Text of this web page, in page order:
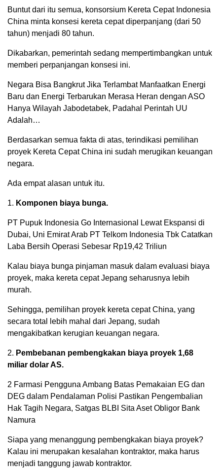
Buntut dari itu semua, konsorsium Kereta Cepat Indonesia
China minta konsesi kereta cepat diperpanjang (dari 50
tahun) menjadi 80 tahun.
Dikabarkan, pemerintah sedang mempertimbangkan untuk
memberi perpanjangan konsesi ini.
Negara Bisa Bangkrut Jika Terlambat Manfaatkan Energi
Baru dan Energi Terbarukan Merasa Heran dengan ASO
Hanya Wilayah Jabodetabek, Padahal Perintah UU
Adalah…
Berdasarkan semua fakta di atas, terindikasi pemilihan
proyek Kereta Cepat China ini sudah merugikan keuangan
negara.
Ada empat alasan untuk itu.
1. Komponen biaya bunga.
PT Pupuk Indonesia Go Internasional Lewat Ekspansi di
Dubai, Uni Emirat Arab PT Telkom Indonesia Tbk Catatkan
Laba Bersih Operasi Sebesar Rp19,42 Triliun
Kalau biaya bunga pinjaman masuk dalam evaluasi biaya
proyek, maka kereta cepat Jepang seharusnya lebih
murah.
Sehingga, pemilihan proyek kereta cepat China, yang
secara total lebih mahal dari Jepang, sudah
mengakibatkan kerugian keuangan negara.
2. Pembebanan pembengkakan biaya proyek 1,68
miliar dolar AS.
2 Farmasi Pengguna Ambang Batas Pemakaian EG dan
DEG dalam Pendalaman Polisi Pastikan Pengembalian
Hak Tagih Negara, Satgas BLBI Sita Aset Obligor Bank
Namura
Siapa yang menanggung pembengkakan biaya proyek?
Kalau ini merupakan kesalahan kontraktor, maka harus
menjadi tanggung jawab kontraktor.